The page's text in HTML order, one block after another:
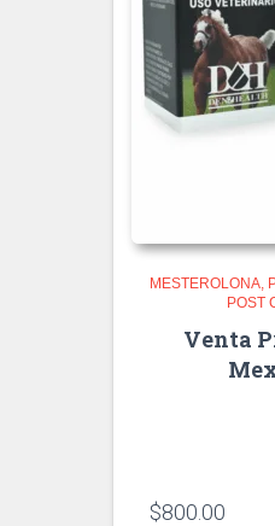
MESTEROLONA
POST
Venta
$800.00